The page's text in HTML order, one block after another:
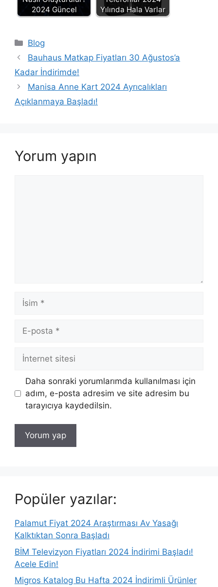
2024 Güncel
Yılında Hala Varlar
Kategoriler
Blog
Bauhaus Matkap Fiyatları 30 Ağustos’a
Kadar İndirimde!
Manisa Anne Kart 2024 Ayrıcalıkları
Açıklanmaya Başladı!
Yorum yapın
İsim
posta
İnternet
sitesi
Daha sonraki yorumlarımda kullanılması için
adım, e-posta adresim ve site adresim bu
tarayıcıya kaydedilsin.
Popüler yazılar:
Palamut Fiyat 2024 Araştırması Av Yasağı
Kalktıktan Sonra Başladı
BİM Televizyon Fiyatları 2024 İndirimi Başladı!
Acele Edin!
Migros Katalog Bu Hafta 2024 İndirimli Ürünler